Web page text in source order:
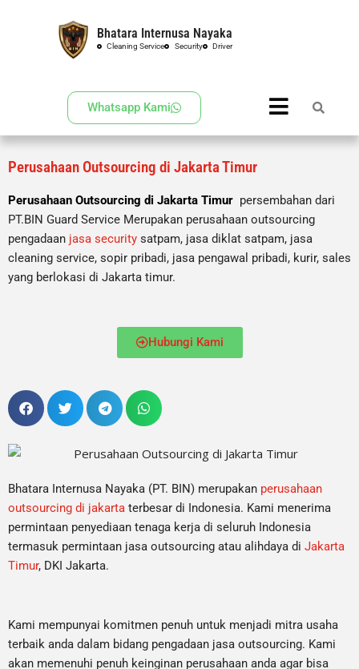
Bhatara Internusa Nayaka
Cleaning Service Security Driver
Whatsapp Kami
Perusahaan Outsourcing di Jakarta Timur
Perusahaan Outsourcing di Jakarta Timur persembahan dari
PT.BIN Guard Service Merupakan perusahaan outsourcing
pengadaan jasa security satpam, jasa diklat satpam, jasa
cleaning service, sopir pribadi, jasa pengawal pribadi, kurir, sales
yang berlokasi di Jakarta timur.
Hubungi Kami
Bhatara Internusa Nayaka (PT. BIN) merupakan perusahaan
outsourcing di jakarta terbesar di Indonesia. Kami menerima
permintaan penyediaan tenaga kerja di seluruh Indonesia
termasuk permintaan jasa outsourcing atau alihdaya di Jakarta
Timur, DKI Jakarta.
Kami mempunyai komitmen penuh untuk menjadi mitra usaha
terbaik anda dalam bidang pengadaan jasa outsourcing. Kami
akan memenuhi penuh keinginan perusahaan anda agar bisa